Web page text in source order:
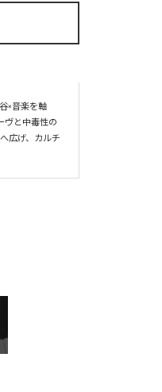
×音楽を軸
ヴと中毒性の
広げ、カルチ